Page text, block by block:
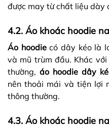
được may từ chất liệu dày
4.2. Áo khoác hoodie
Áo hoodiecó dây kéo là
và mũ trùm đầu. Khác
thường, áo hoodie dây
nên thoải mái và tiện lợi
thông thường.
4.3. Áo khoác hoodie